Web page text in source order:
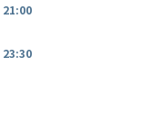
21:00
23:30